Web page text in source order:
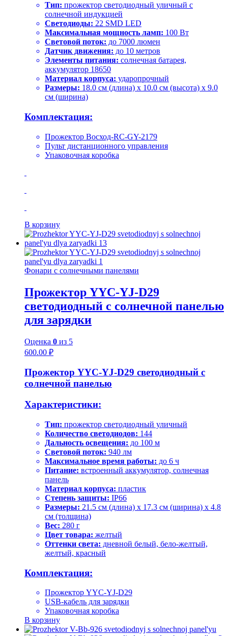
Тип: прожектор светодиодный уличный с
солнечной индукцией
Светодиоды: 22 SMD LED
Максимальная мощность ламп: 100 Вт
Световой поток: до 7000 люмен
Датчик движения: до 10 метров
Элементы питания: солнечная батарея,
аккумулятор 18650
Материал корпуса: ударопрочный
Размеры: 18.0 см (длина) x 10.0 см (высота) x 9.0
см (ширина)
Комплектация:
Прожектор Восход-RC-GY-2179
Пульт дистанционного управления
Упаковочная коробка
В корзину
Фонари с солнечными панелями
Прожектор YYC-YJ-D29
светодиодный с солнечной панелью
для зарядки
Оценка 0 из 5
600.00 ₽
Прожектор YYC-YJ-D29 светодиодный с
солнечной панелью
Характеристики:
Тип: прожектор светодиодный уличный
Количество светодиодов: 144
Дальность освещения: до 100 м
Световой поток: 940 лм
Максимальное время работы: до 6 ч
Питание: встроенный аккумулятор, солнечная
панель
Материал корпуса: пластик
Степень защиты: IP66
Размеры: 21.5 см (длина) x 17.3 см (ширина) x 4.8
см (толщина)
Вес: 280 г
Цвет товара: желтый
Оттенки света: дневной белый, бело-желтый,
желтый, красный
Комплектация:
Прожектор YYC-YJ-D29
USB-кабель для зарядки
Упаковочная коробка
В корзину